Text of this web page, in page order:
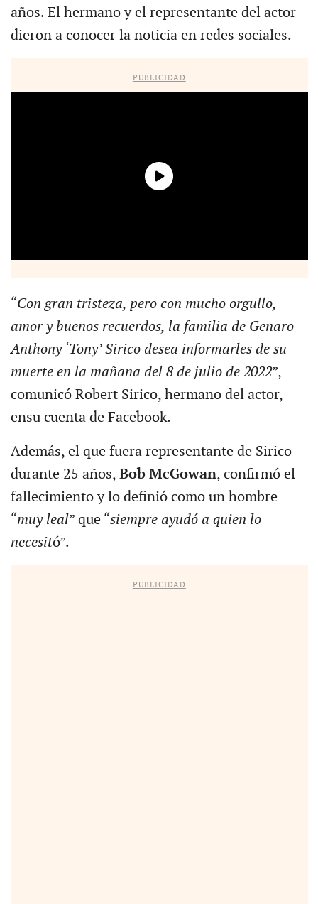
años. El hermano y el representante del actor
dieron a conocer la noticia en redes sociales.
PUBLICIDAD
“Con gran tristeza, pero con mucho orgullo,
amor y buenos recuerdos, la familia de Genaro
Anthony ‘Tony’ Sirico desea informarles de su
muerte en la mañana del 8 de julio de 2022”,
comunicó Robert Sirico, hermano del actor,
ensu cuenta de Facebook.
Además, el que fuera representante de Sirico
durante 25 años, Bob McGowan, confirmó el
fallecimiento y lo definió como un hombre
“muy leal” que “siempre ayudó a quien lo
necesitó”.
PUBLICIDAD